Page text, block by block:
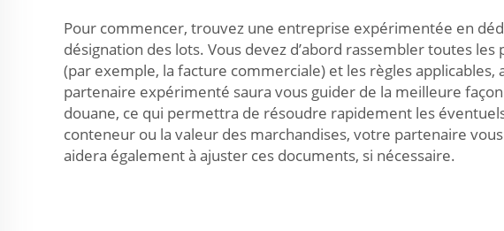
Pour commencer, trouvez une entreprise expérimentée en
désignation des lots. Vous devez d’abord rassembler toutes
(par exemple, la facture commerciale) et les règles
partenaire expérimenté saura vous guider de la meilleure
douane, ce qui permettra de résoudre rapidement les
conteneur ou la valeur des marchandises, votre partenaire
aidera également à ajuster ces documents, si nécessaire.